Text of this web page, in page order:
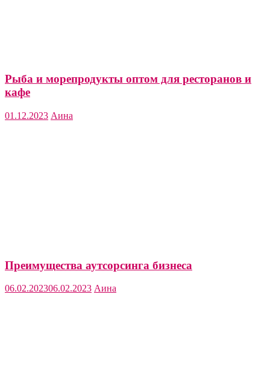
Рыба и морепродукты оптом для ресторанов и
кафе
01.12.2023 Аина
Преимущества аутсорсинга бизнеса
06.02.202306.02.2023 Аина